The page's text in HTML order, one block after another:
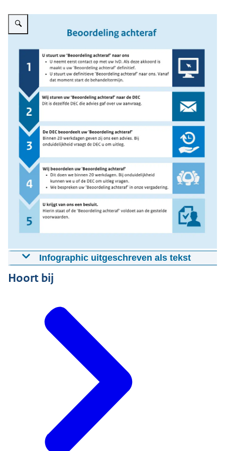
Vergroot afbeelding Infographic: Zie de onderstaande tekst voor informatie
Infographic uitgeschreven als tekst
De infographic ‘Beoordeling achteraf’ beschrijft de 5
stappen hoe het proces verloopt van een ‘Beoordeling
Stap 1: U stuurt uw ‘Beoordeling achteraf’ naar ons
U neemt eerst contact op met uw IvD. Als deze
akkoord is maakt u uw ‘Beoordeling achteraf’
U stuurt uw definitieve ‘Beoordeling achteraf’ naar
ons. Vanaf dat moment start de behandeltermijn.
Stap 2: Wij sturen uw ‘Beoordeling achteraf’ naar de
Dit is dezelfde DEC die advies gaf over uw aanvraag.
Hoort bij